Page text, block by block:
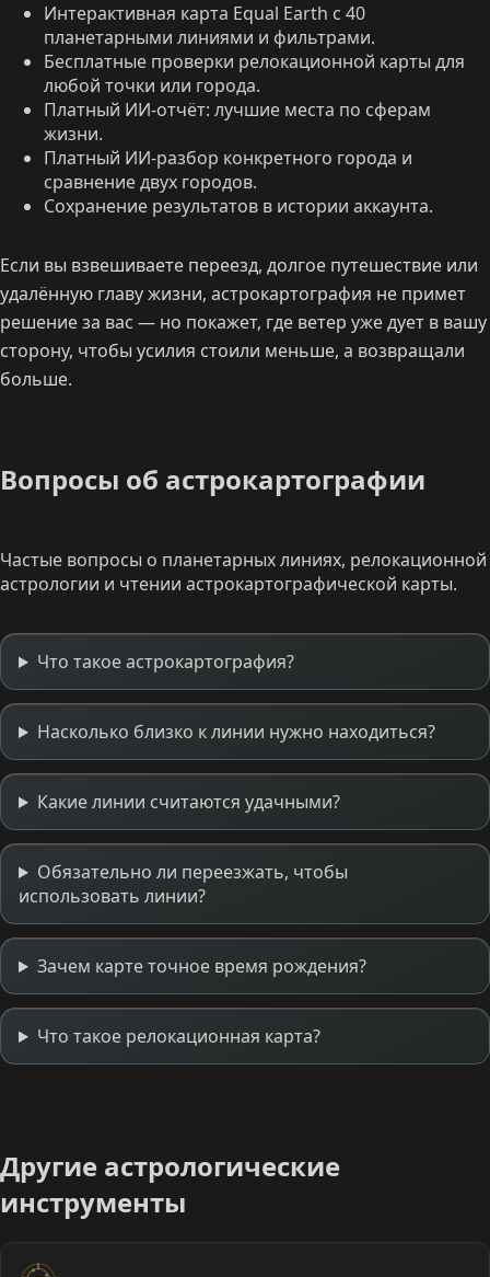
Интерактивная карта Equal Earth с 40
планетарными линиями и фильтрами.
Бесплатные проверки релокационной карты для
любой точки или города.
Платный ИИ-отчёт: лучшие места по сферам
жизни.
Платный ИИ-разбор конкретного города и
сравнение двух городов.
Сохранение результатов в истории аккаунта.
Если вы взвешиваете переезд, долгое путешествие или
удалённую главу жизни, астрокартография не примет
решение за вас — но покажет, где ветер уже дует в вашу
сторону, чтобы усилия стоили меньше, а возвращали
больше.
Вопросы об астрокартографии
Частые вопросы о планетарных линиях, релокационной
астрологии и чтении астрокартографической карты.
Что такое астрокартография?
Насколько близко к линии нужно находиться?
Какие линии считаются удачными?
Обязательно ли переезжать, чтобы
использовать линии?
Зачем карте точное время рождения?
Что такое релокационная карта?
Другие астрологические
инструменты